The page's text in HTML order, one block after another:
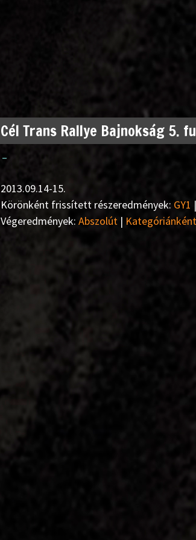
Cél Trans Rallye Bajnokság 5.
–
2013.09.14-15.
Körönként frissített részeredmények: GY1 |
Végeredmények: Abszolút | Kategóriánként